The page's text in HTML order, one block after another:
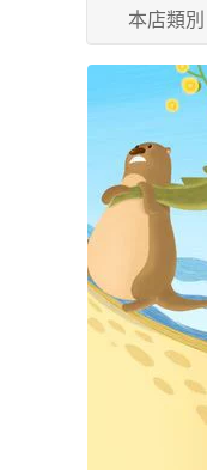
本店類別